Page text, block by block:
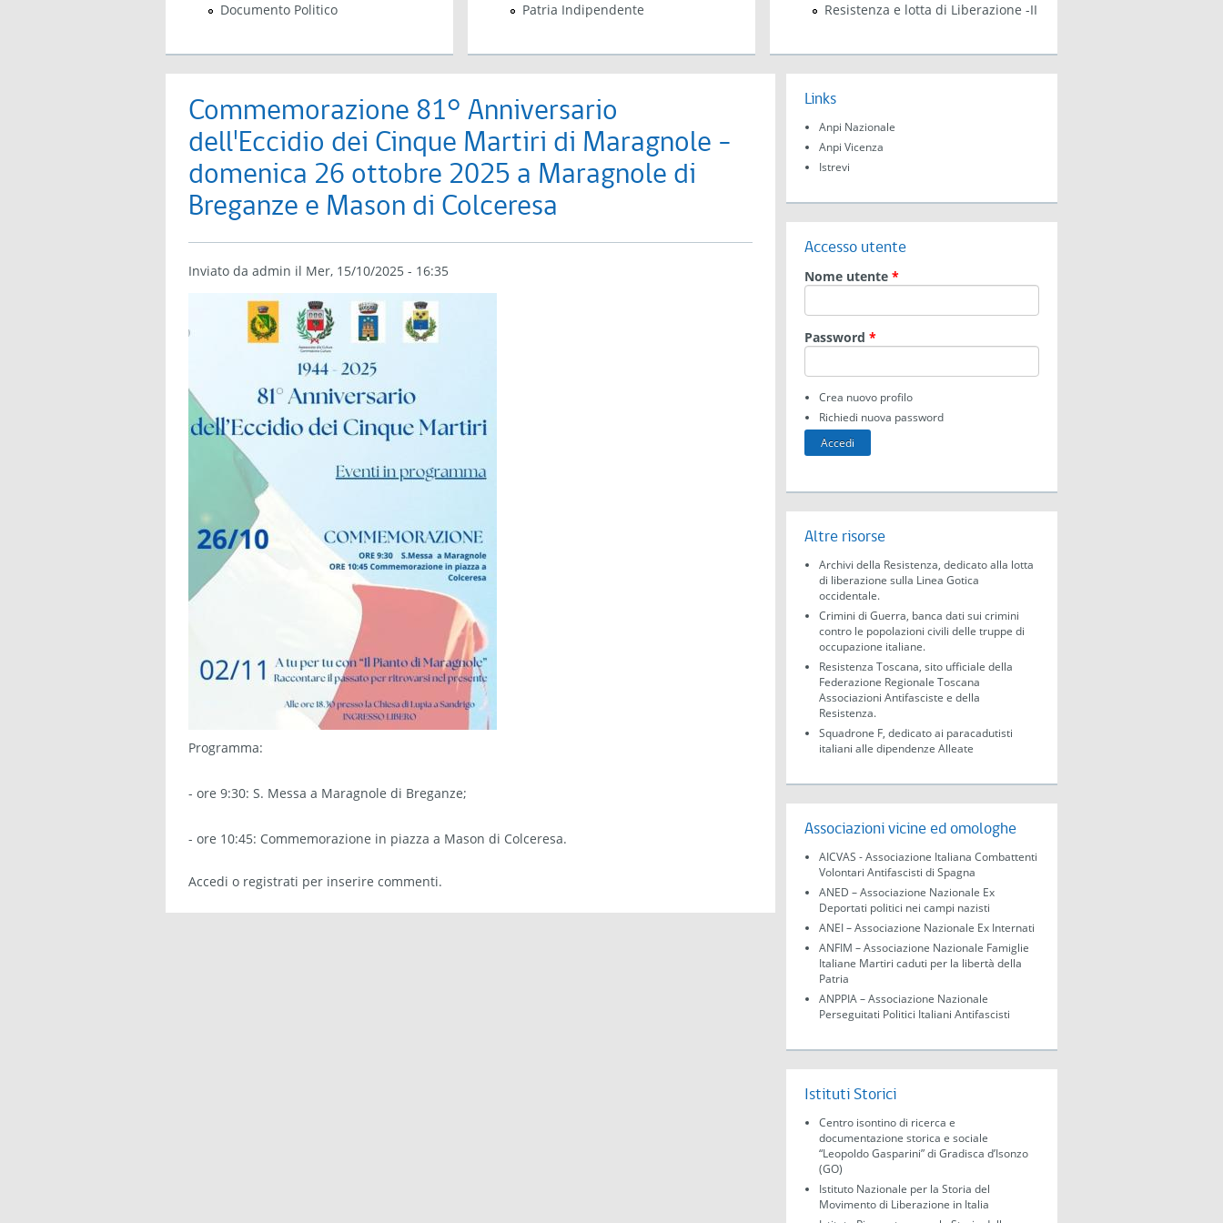
Documento Politico
Patria Indipendente
Resistenza e lotta di Liberazione -II
Commemorazione 81° Anniversario
dell'Eccidio dei Cinque Martiri di Maragnole -
domenica 26 ottobre 2025 a Maragnole di
Breganze e Mason di Colceresa
Inviato da admin il Mer, 15/10/2025 - 16:35
Programma:
- ore 9:30: S. Messa a Maragnole di Breganze;
- ore 10:45: Commemorazione in piazza a Mason di Colceresa.
Accedi o registrati per inserire commenti.
Links
Anpi Nazionale
Anpi Vicenza
Istrevi
Accesso utente
Nome utente*
Password*
Crea nuovo profilo
Richiedi nuova password
Altre risorse
Archivi della Resistenza, dedicato alla lotta
di liberazione sulla Linea Gotica
occidentale.
Crimini di Guerra, banca dati sui crimini
contro le popolazioni civili delle truppe di
occupazione italiane.
Resistenza Toscana, sito ufficiale della
Federazione Regionale Toscana
Associazioni Antifasciste e della
Resistenza.
Squadrone F, dedicato ai paracadutisti
italiani alle dipendenze Alleate
Associazioni vicine ed omologhe
AICVAS - Associazione Italiana Combattenti
Volontari Antifascisti di Spagna
ANED – Associazione Nazionale Ex
Deportati politici nei campi nazisti
ANEI – Associazione Nazionale Ex Internati
ANFIM – Associazione Nazionale Famiglie
Italiane Martiri caduti per la libertà della
Patria
ANPPIA – Associazione Nazionale
Perseguitati Politici Italiani Antifascisti
Istituti Storici
Centro isontino di ricerca e
documentazione storica e sociale
“Leopoldo Gasparini” di Gradisca d’Isonzo
(GO)
Istituto Nazionale per la Storia del
Movimento di Liberazione in Italia